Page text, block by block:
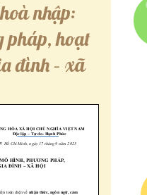
nhập:
pháp, hoạt
đình – xã